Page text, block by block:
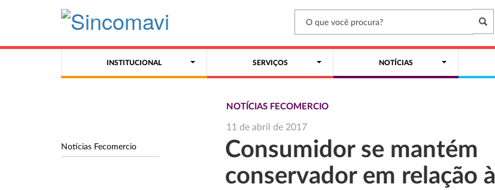
INSTITUCIONAL SERVIÇOS NOTÍCIAS
Notícias Fecomercio
NOTÍCIAS FECOMERCIO
11 de abril de 2017
Consumidor se mantém
conservador em relação à